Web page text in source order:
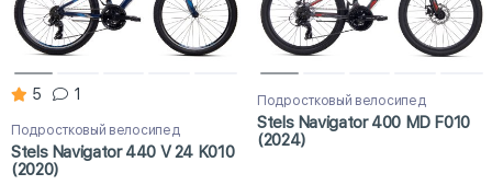
5 1
Подростковый велосипед
Stels Navigator 440 V 24 K010
(2020)
Подростковый велосипед
Stels Navigator 400 MD F010
(2024)